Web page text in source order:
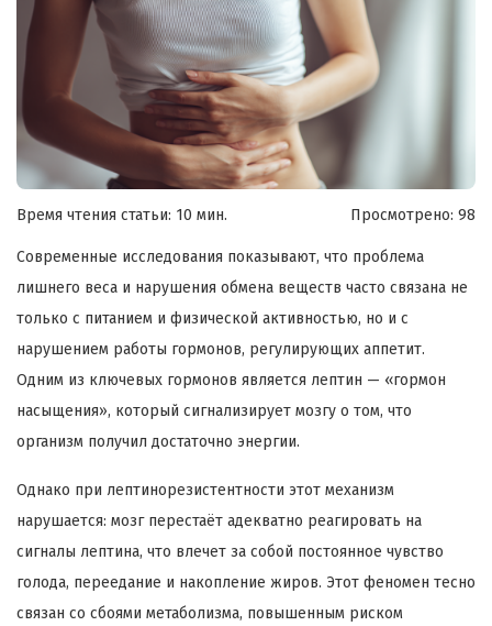
Время чтения статьи: 10 мин. Просмотрено: 98
Современные исследования показывают, что проблема
лишнего веса и нарушения обмена веществ часто связана не
только с питанием и физической активностью, но и с
нарушением работы гормонов, регулирующих аппетит.
Одним из ключевых гормонов является лептин — «гормон
насыщения», который сигнализирует мозгу о том, что
организм получил достаточно энергии.
Однако при лептинорезистентности этот механизм
нарушается: мозг перестаёт адекватно реагировать на
сигналы лептина, что влечет за собой постоянное чувство
голода, переедание и накопление жиров. Этот феномен тесно
связан со сбоями метаболизма, повышенным риском